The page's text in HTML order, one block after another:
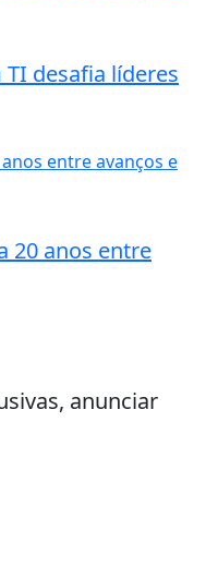
desafia líderes
20 anos entre
anunciar